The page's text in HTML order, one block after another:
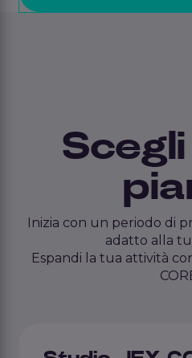
Inizia con un periodo di
adatto alla
Espandi la tua attività